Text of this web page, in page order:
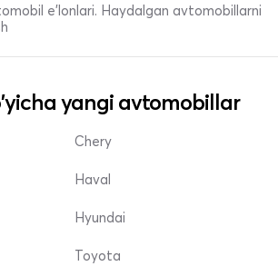
e’lonlari. Haydalgan avtomobillarni
yangi avtomobillar
Chery
Haval
Hyundai
Toyota